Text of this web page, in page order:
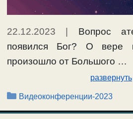
22.12.2023 | Вопрос
появился Бог? О
произошло от Большого …
развернуть
Рубрики
Видеоконференции-2023